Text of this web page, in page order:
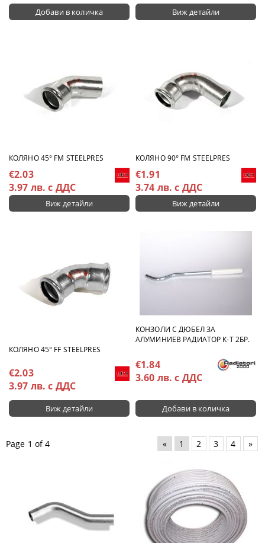
Виж детайли
КОЛЯНО 45° FM STEELPRES
€2.03
3.97 лв. с ДДС
Виж детайли
КОЛЯНО 90° FM STEELPRES
€1.91
3.74 лв. с ДДС
Виж детайли
КОЛЯНО 45° FF STEELPRES
€2.03
3.97 лв. с ДДС
Виж детайли
КОНЗОЛИ С ДЮБЕЛ ЗА
АЛУМИНИЕВ РАДИАТОР К-Т 2БР.
€1.84
3.60 лв. с ДДС
Page 1 of 4 « 1 2 3 4 »